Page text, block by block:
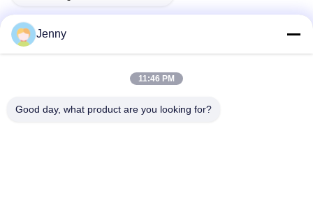
ที่อยู่
Jenny
11:46 PM
Good day, what product are you looking for?